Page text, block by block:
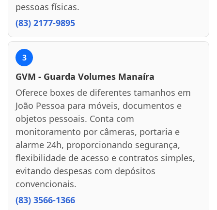
pessoas físicas.
(83) 2177-9895
3
GVM - Guarda Volumes Manaíra
Oferece boxes de diferentes tamanhos em
João Pessoa para móveis, documentos e
objetos pessoais. Conta com
monitoramento por câmeras, portaria e
alarme 24h, proporcionando segurança,
flexibilidade de acesso e contratos simples,
evitando despesas com depósitos
convencionais.
(83) 3566-1366